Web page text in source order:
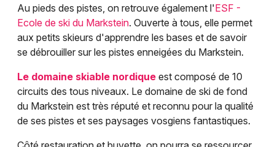
Au pieds des pistes, on retrouve également l'ESF -
Ecole de ski du Markstein. Ouverte à tous, elle permet
aux petits skieurs d'apprendre les bases et de savoir
se débrouiller sur les pistes enneigées du Markstein.
Le domaine skiable nordique est composé de 10
circuits des tous niveaux. Le domaine de ski de fond
du Markstein est très réputé et reconnu pour la qualité
de ses pistes et ses paysages vosgiens fantastiques.